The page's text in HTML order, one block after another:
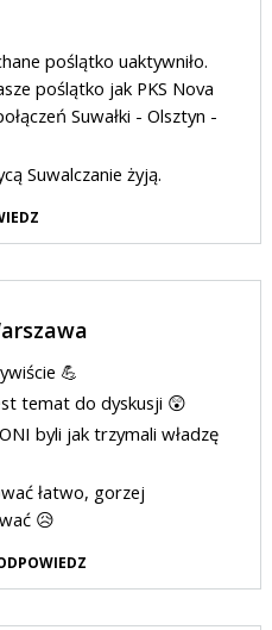
poślątko uaktywniło.
poślątko jak PKS Nova
Suwałki - Olsztyn -
Suwalczanie żyją.
💪
temat do dyskusji 😲
byli jak trzymali władzę
łatwo, gorzej
😥